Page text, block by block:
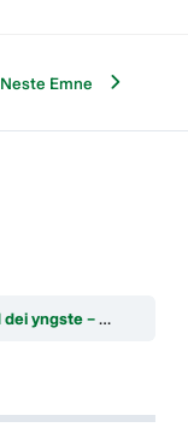
Neste Emne
Beskyttet: Kommer snart: Leselyst med dei yngste – saman om lesekultur (oppdatert)